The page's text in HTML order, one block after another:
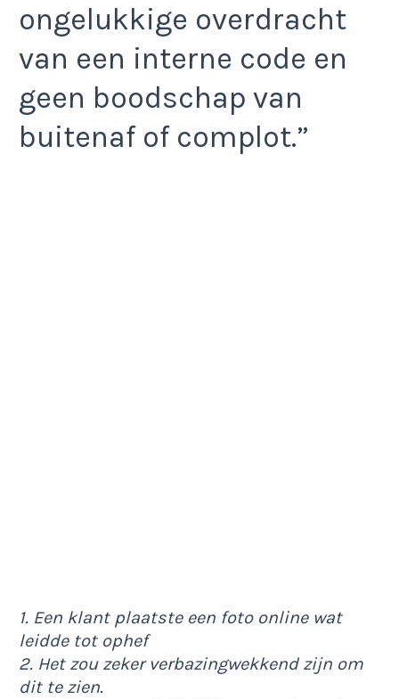
ongelukkige overdracht
van een interne code en
geen boodschap van
buitenaf of complot.”
1. Een klant plaatste een foto online wat
leidde tot ophef
2. Het zou zeker verbazingwekkend zijn om
dit te zien.